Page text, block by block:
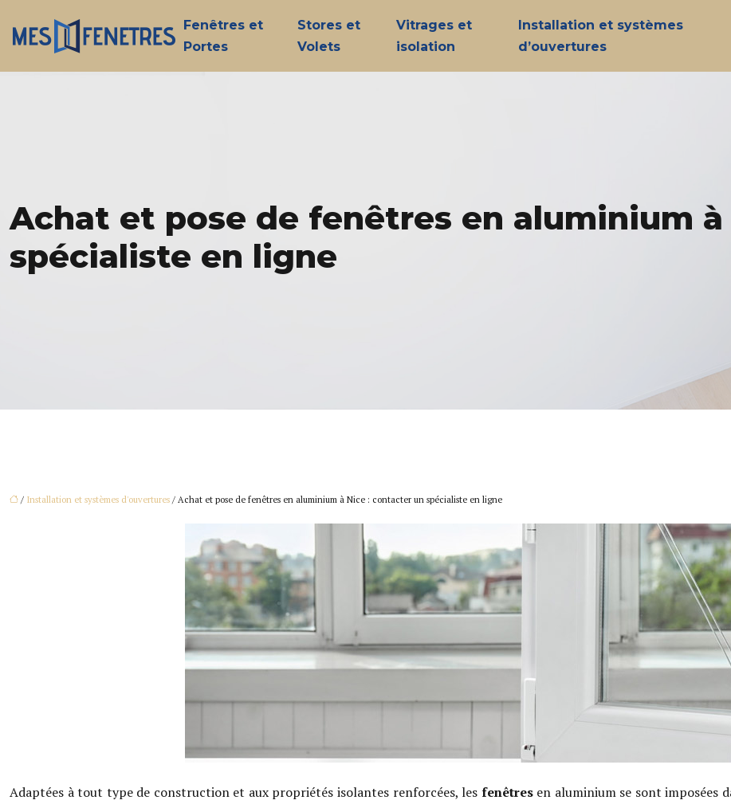
Fenêtres et
Portes
Stores et
Volets
Vitrages et
isolation
Installation et systèmes
d’ouvertures
Achat et pose de fenêtres en aluminium
spécialiste en ligne
/ Installation et systèmes d'ouvertures / Achat et pose de fenêtres en aluminium à Nice : contacter un spécialiste en ligne
Adaptées à tout type de construction et aux propriétés isolantes renforcées, les fenêtresen aluminium se sont imposées